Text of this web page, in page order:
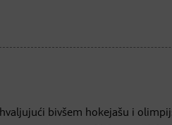
bivšem hokejašu i